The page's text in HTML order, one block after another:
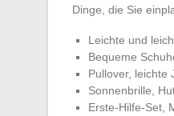
Dinge, die Sie
Leichte und
Bequeme
Pullover, leichte
Sonnenbrille,
Erste-Hilfe-Set,